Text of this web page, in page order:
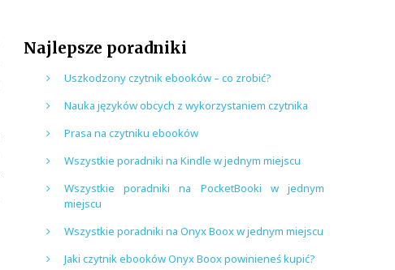
Najlepsze poradniki
Uszkodzony czytnik ebooków – co zrobić?
Nauka języków obcych z wykorzystaniem czytnika
Prasa na czytniku ebooków
Wszystkie poradniki na Kindle w jednym miejscu
Wszystkie poradniki na PocketBooki w jednym
miejscu
Wszystkie poradniki na Onyx Boox w jednym miejscu
Jaki czytnik ebooków Onyx Boox powinieneś kupić?